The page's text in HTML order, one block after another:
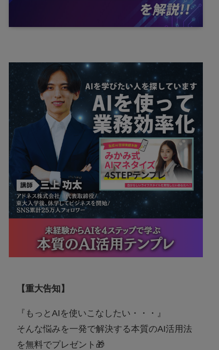
【重大告知】
『もっとAIを使いこなしたい・・・』
そんな悩みを一発で解決する本質のAI活用法
を無料でプレゼント🎁